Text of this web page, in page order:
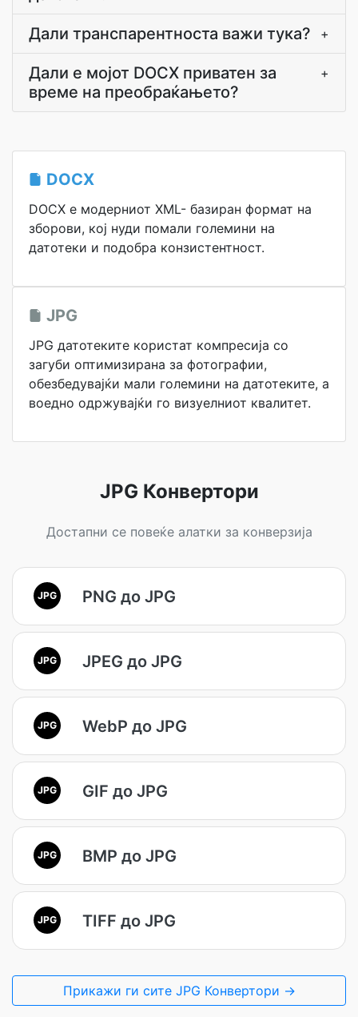
Дали транспарентноста важи тука? +
Дали е мојот DOCX приватен за
време на преобраќањето?
+
DOCX
DOCX е модерниот XML- базиран формат на
зборови, кој нуди помали големини на
датотеки и подобра конзистентност.
JPG
JPG датотеките користат компресија со
загуби оптимизирана за фотографии,
обезбедувајќи мали големини на датотеките, а
воедно одржувајќи го визуелниот квалитет.
JPG Конвертори
Достапни се повеќе алатки за конверзија
JPG PNG до JPG
JPG JPEG до JPG
JPG WebP до JPG
JPG GIF до JPG
JPG BMP до JPG
JPG TIFF до JPG
Прикажи ги сите JPG Конвертори →